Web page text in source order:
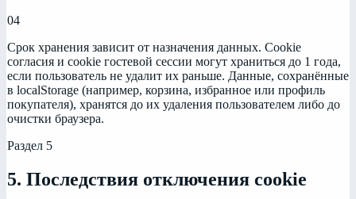
04
Срок хранения зависит от назначения данных. Cookie
согласия и cookie гостевой сессии могут храниться до 1 года,
если пользователь не удалит их раньше. Данные, сохранённые
в localStorage (например, корзина, избранное или профиль
покупателя), хранятся до их удаления пользователем либо до
очистки браузера.
Раздел 5
5. Последствия отключения cookie